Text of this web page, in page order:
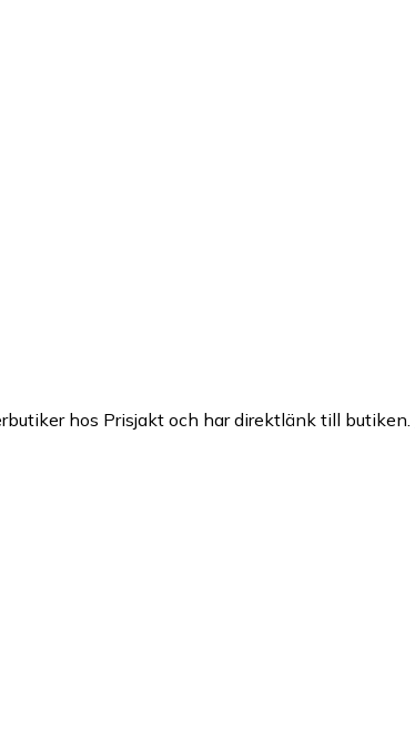
hos Prisjakt och har direktlänk till butiken.